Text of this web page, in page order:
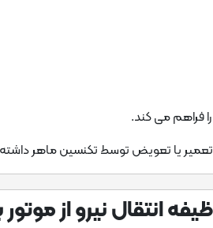
فراهم می کند.
تعمیر یا تعویض توسط تکنسین ماهر